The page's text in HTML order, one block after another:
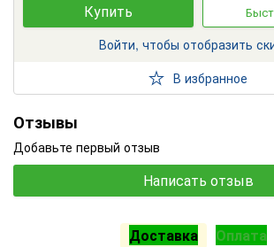
Купить
Войти, чтобы отобразить
В избранное
Отзывы
Добавьте первый отзыв
Написать отзыв
Доставка Оплата